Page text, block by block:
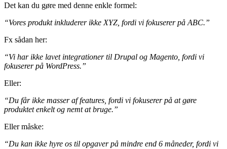
Det kan du gøre med denne enkle formel:
“Vores produkt inkluderer ikke XYZ, fordi vi fokuserer på ABC.”
Fx sådan her:
“Vi har ikke lavet integrationer til Drupal og Magento, fordi vi
fokuserer på WordPress.”
Eller:
“Du får ikke masser af features, fordi vi fokuserer på at gøre
produktet enkelt og nemt at bruge.”
Eller måske:
“Du kan ikke hyre os til opgaver på mindre end 6 måneder, fordi vi